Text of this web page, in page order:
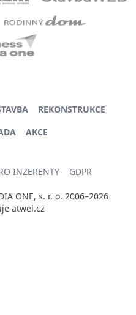
REKONSTRUKCE
AKCE
INZERENTY GDPR
ONE, s. r. o. 2006–2026